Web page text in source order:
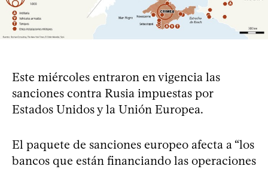
Este miércoles entraron en vigencia las
sanciones contra Rusia impuestas por
Estados Unidos y la Unión Europea.
El paquete de sanciones europeo afecta a “los
bancos que están financiando las operaciones